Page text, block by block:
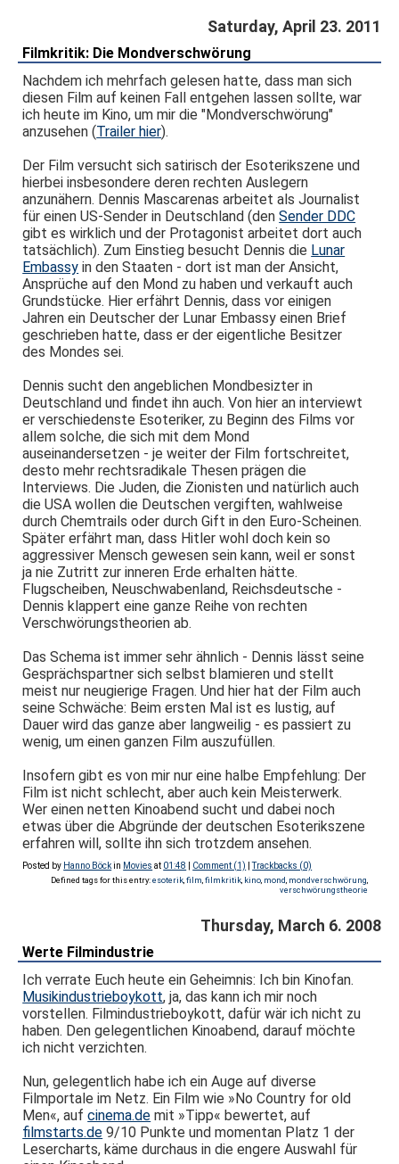
Saturday, April 23. 2011
Filmkritik: Die Mondverschwörung
Nachdem ich mehrfach gelesen hatte, dass man sich
diesen Film auf keinen Fall entgehen lassen sollte, war
ich heute im Kino, um mir die "Mondverschwörung"
anzusehen (Trailer hier).
Der Film versucht sich satirisch der Esoterikszene und
hierbei insbesondere deren rechten Auslegern
anzunähern. Dennis Mascarenas arbeitet als Journalist
für einen US-Sender in Deutschland (denSender DDC
gibt es wirklich und der Protagonist arbeitet dort auch
tatsächlich). Zum Einstieg besucht Dennis die Lunar
Embassy in den Staaten - dort ist man der Ansicht,
Ansprüche auf den Mond zu haben und verkauft auch
Grundstücke. Hier erfährt Dennis, dass vor einigen
Jahren ein Deutscher der Lunar Embassy einen Brief
geschrieben hatte, dass er der eigentliche Besitzer
des Mondes sei.
Dennis sucht den angeblichen Mondbesizter in
Deutschland und findet ihn auch. Von hier an interviewt
er verschiedenste Esoteriker, zu Beginn des Films vor
allem solche, die sich mit dem Mond
auseinandersetzen - je weiter der Film fortschreitet,
desto mehr rechtsradikale Thesen prägen die
Interviews. Die Juden, die Zionisten und natürlich auch
die USA wollen die Deutschen vergiften, wahlweise
durch Chemtrails oder durch Gift in den Euro-Scheinen.
Später erfährt man, dass Hitler wohl doch kein so
aggressiver Mensch gewesen sein kann, weil er sonst
ja nie Zutritt zur inneren Erde erhalten hätte.
Flugscheiben, Neuschwabenland, Reichsdeutsche -
Dennis klappert eine ganze Reihe von rechten
Verschwörungstheorien ab.
Das Schema ist immer sehr ähnlich - Dennis lässt seine
Gesprächspartner sich selbst blamieren und stellt
meist nur neugierige Fragen. Und hier hat der Film auch
seine Schwäche: Beim ersten Mal ist es lustig, auf
Dauer wird das ganze aber langweilig - es passiert zu
wenig, um einen ganzen Film auszufüllen.
Insofern gibt es von mir nur eine halbe Empfehlung: Der
Film ist nicht schlecht, aber auch kein Meisterwerk.
Wer einen netten Kinoabend sucht und dabei noch
etwas über die Abgründe der deutschen Esoterikszene
erfahren will, sollte ihn sich trotzdem ansehen.
Posted by Hanno Böckin Movies at 01:48 Comment (1) |Trackbacks (0)
Defined tags for this entry:esoterik, film filmkritik, kino, mond mondverschwörung
verschwörungstheorie
Thursday, March 6. 2008
Werte Filmindustrie
Ich verrate Euch heute ein Geheimnis: Ich bin Kinofan.
Musikindustrieboykott, ja, das kann ich mir noch
vorstellen. Filmindustrieboykott, dafür wär ich nicht zu
haben. Den gelegentlichen Kinoabend, darauf möchte
ich nicht verzichten.
Nun, gelegentlich habe ich ein Auge auf diverse
Filmportale im Netz. Ein Film wie »No Country for old
Men«, aufcinema.de mit »Tipp« bewertet, auf
filmstarts.de 9/10 Punkte und momentan Platz 1 der
Lesercharts, käme durchaus in die engere Auswahl für